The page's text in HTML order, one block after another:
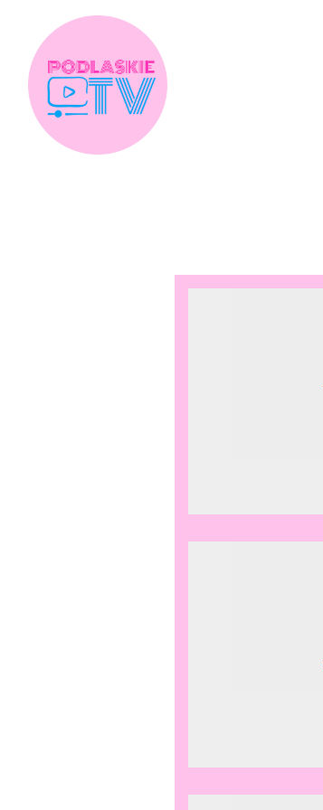
content